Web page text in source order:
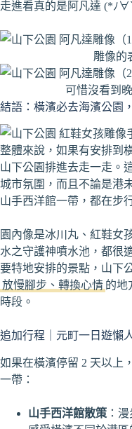
走進看真的是阿凡達 (*ﾉ
雕像的
可惜沒看到
結語：橫濱必去海濱公園
整體來說，如果有安排到
山下公園排進去走一走。
城市氛圍，而且不論是港
山手西洋館一帶，都在步
園內像是冰川丸、紅鞋女
水之守護神噴水池，都很
要特地安排的景點，山下
放慢腳步、轉換心情 的地
時段。
追加行程｜元町一日遊懶
如果在橫濱停留 2 天以上
一帶：
山手西洋館散策 ：